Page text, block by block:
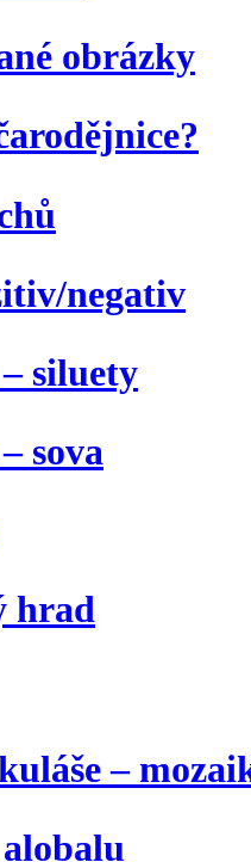
obrázky
negativ
siluety
sova
hrad
–